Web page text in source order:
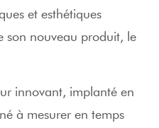
et esthétiques
son nouveau produit, le
innovant, implanté en
à mesurer en temps